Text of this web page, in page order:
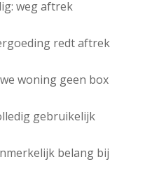
weg aftrek
redt aftrek
woning geen box
gebruikelijk
belang bij